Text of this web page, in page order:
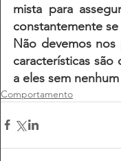
mista para
constantemente
Não devemos
características
a eles sem
Comportamento